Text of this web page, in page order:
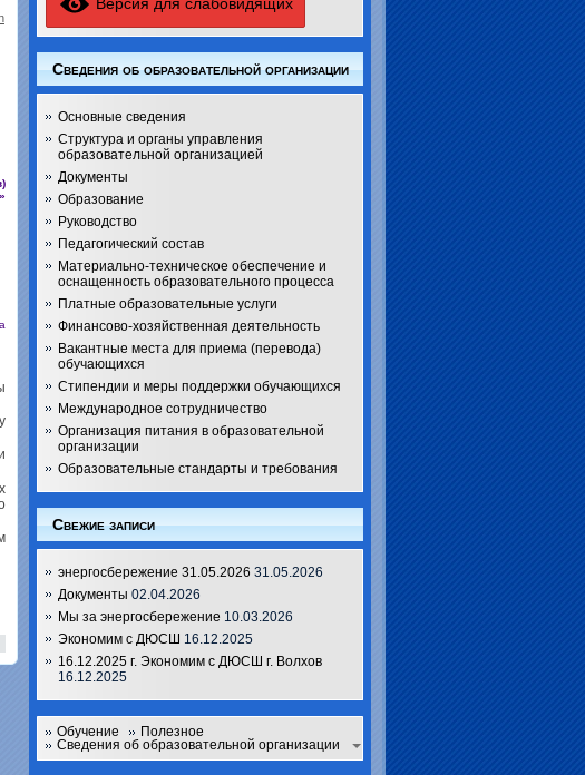
Сведения об образовательной организации
Основные сведения
Структура и органы управления
образовательной организацией
Документы
Образование
Руководство
Педагогический состав
Материально-техническое обеспечение и
оснащенность образовательного процесса
Платные образовательные услуги
Финансово-хозяйственная деятельность
Вакантные места для приема (перевода)
обучающихся
Стипендии и меры поддержки обучающихся
Международное сотрудничество
Организация питания в образовательной
организации
Образовательные стандарты и требования
Свежие записи
энергосбережение 31.05.2026 31.05.2026
Документы 02.04.2026
Мы за энергосбережение 10.03.2026
Экономим с ДЮСШ 16.12.2025
16.12.2025 г. Экономим с ДЮСШ г. Волхов
16.12.2025
Обучение
Полезное
Сведения об образовательной организации